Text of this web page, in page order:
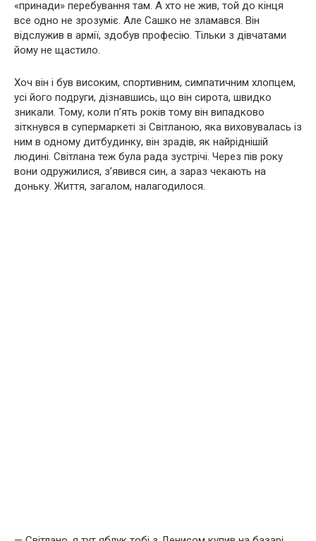
«принади» перебування там. А хто не жив, той до кінця
все одно не зрозуміє. Але Сашко не зламався. Він
відслужив в армії, здобув професію. Тільки з дівчатами
йому не щастило.
Хоч він і був високим, спортивним, симпатичним хлопцем,
усі його подруги, дізнавшись, що він сирота, швидко
зникали. Тому, коли п’ять років тому він випадково
зіткнувся в супермаркеті зі Світланою, яка виховувалась із
ним в одному дитбудинку, він зрадів, як найріднішій
людині. Світлана теж була рада зустрічі. Через пів року
вони одружилися, зʼявився син, а зараз чекають на
доньку. Життя, загалом, налагодилося.